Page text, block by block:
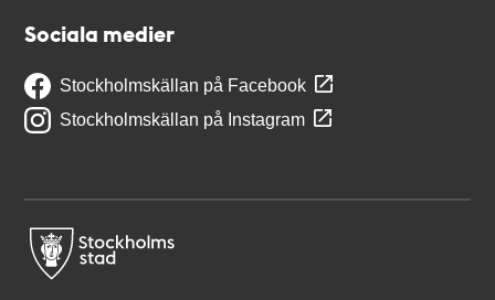
Sociala medier
Stockholmskällan på Facebook
Stockholmskällan på Instagram